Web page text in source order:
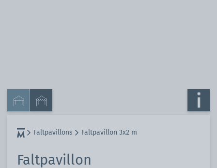
Faltpavillons Faltpavillon 3x2 m
Faltpavillon